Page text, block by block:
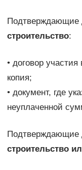
Подтверждающие
строительство:
• договор
копия;
• документ, где
неуплаченной
Подтверждающие
строительство